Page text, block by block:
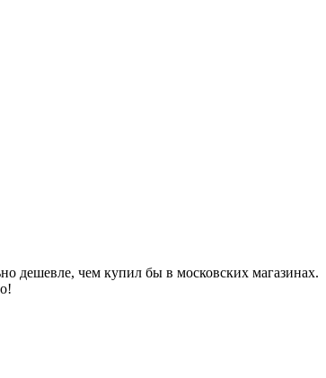
дешевле, чем купил бы в московских магазинах.